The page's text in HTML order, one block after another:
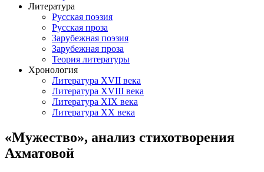
Литература
Русская поэзия
Русская проза
Зарубежная поэзия
Зарубежная проза
Теория литературы
Хронология
Литература XVII века
Литература XVIII века
Литература XIX века
Литература XX века
«Мужество», анализ стихотворения
Ахматовой